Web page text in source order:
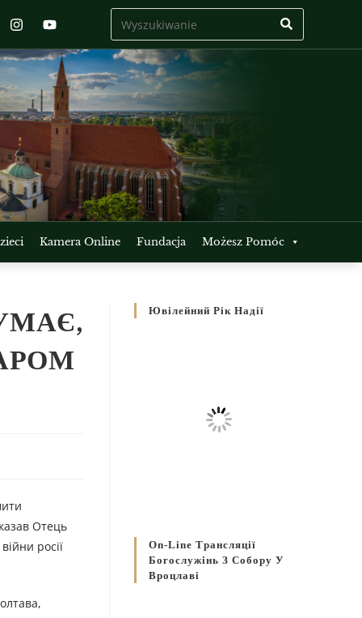
Kamera Online Fundacja Możesz Pomóc
Отець
росії
Ювілейний Рік Надії
On-Line Трансляції
Богослужінь З Собору У
Вроцлаві